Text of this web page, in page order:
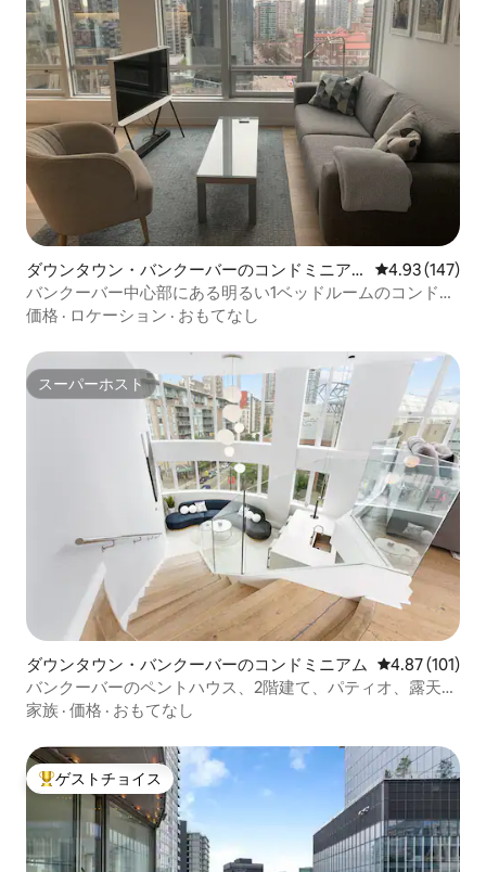
ダウンタウン・バンクーバーのコンドミニア
ム
レビュー147
4.93 (147)
バンクーバー中心部にある明るい1ベッドルームのコンドミ
ニアム
価格 · ロケーション · おもてなし
スーパーホスト
スーパーホスト
ダウンタウン・バンクーバーのコンドミニアム レビュー101
4.87 (101)
バンクーバーのペントハウス、2階建て、パティオ、露天風
呂・ジャグジー
家族 · 価格 · おもてなし
大好評のゲストチョイスです。
ゲストチョイス